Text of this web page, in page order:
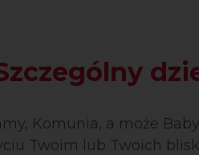
Komunia, a może
Twoim lub Twoich